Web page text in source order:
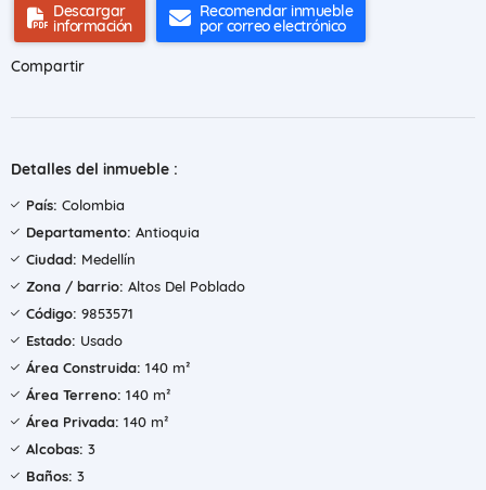
Descargar
información
Recomendar inmueble
por correo electrónico
Compartir
Detalles del inmueble :
País: Colombia
Departamento: Antioquia
Ciudad: Medellín
Zona / barrio: Altos Del Poblado
Código: 9853571
Estado: Usado
Área Construida: 140 m²
Área Terreno: 140 m²
Área Privada: 140 m²
Alcobas: 3
Baños: 3